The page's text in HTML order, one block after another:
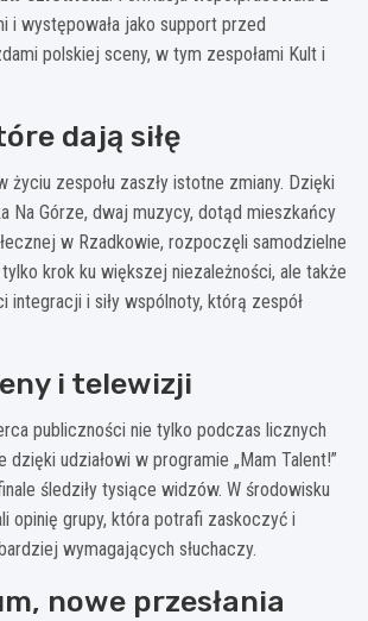
i występowała jako support przed
polskiej sceny, w tym zespołami Kult i
dają siłę
życiu zespołu zaszły istotne zmiany. Dzięki
Na Górze, dwaj muzycy, dotąd mieszkańcy
w Rzadkowie, rozpoczęli samodzielne
krok ku większej niezależności, ale także
integracji i siły wspólnoty, którą zespół
i telewizji
publiczności nie tylko podczas licznych
dzięki udziałowi w programie „Mam Talent!”
śledziły tysiące widzów. W środowisku
opinię grupy, która potrafi zaskoczyć i
wymagających słuchaczy.
nowe przesłania